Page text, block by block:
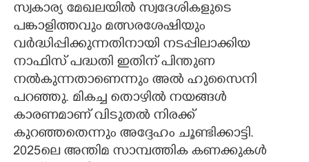
സ്വകാര്യ മേഖലയിൽ സ്വദേശികളുടെ
പങ്കാളിത്തവും മത്സരശേഷിയും
വർദ്ധിപ്പിക്കുന്നതിനായി നടപ്പിലാക്കിയ
നാഫിസ് പദ്ധതി ഇതിന് പിന്തുണ
നൽകുന്നതാണെന്നും അൽ ഹുസൈനി
പറഞ്ഞു. മികച്ച തൊഴിൽ നയങ്ങൾ
കാരണമാണ് വിടുതൽ നിരക്ക്
കുറഞ്ഞതെന്നും അദ്ദേഹം ചൂണ്ടിക്കാട്ടി.
2025ലെ അന്തിമ സാമ്പത്തിക കണക്കുകൾ